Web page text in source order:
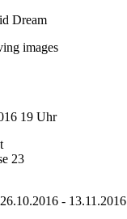
Dream
images
19 Uhr
23
- 13.11.2016